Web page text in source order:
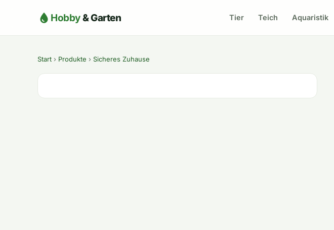
Hobby& Garten Tier Teich Aquaristik
Start › Produkte › Sicheres Zuhause